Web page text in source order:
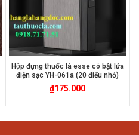
Hộp đựng thuốc lá esse có bật lửa
điện sạc YH-061a (20 điếu nhỏ)
₫175.000